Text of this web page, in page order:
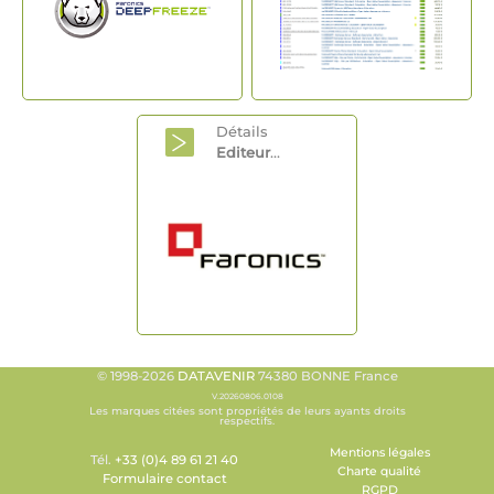
Détails
Editeur...
© 1998-2026 DATAVENIR74380 BONNE France
V.20260806.0108
Les marques citées sont propriétés de leurs ayants droits
respectifs.
Tél. +33 (0)4 89 61 21 40
Formulaire contact
Mentions légales
Charte qualité
RGPD